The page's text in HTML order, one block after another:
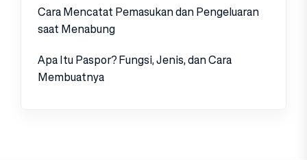
Cara Mencatat Pemasukan dan Pengeluaran
saat Menabung
Apa Itu Paspor? Fungsi, Jenis, dan Cara
Membuatnya